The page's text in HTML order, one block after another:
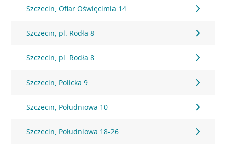
Szczecin, Ofiar Oświęcimia 14
Szczecin, pl. Rodła 8
Szczecin, pl. Rodła 8
Szczecin, Policka 9
Szczecin, Południowa 10
Szczecin, Południowa 18-26